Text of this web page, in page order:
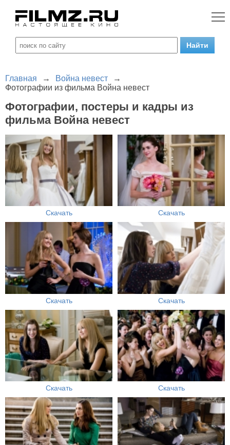
Главная → Война невест
→
Фотографии из фильма Война невест
Фотографии, постеры и кадры из
фильма Война невест
Скачать Скачать
Скачать Скачать
Скачать Скачать